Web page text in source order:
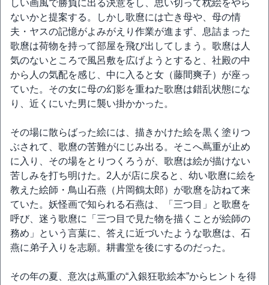
しい画風で勝負に出る決意をし、思い切って枕絵をやら
ないかと提案する。しかし歌麿には亡き母や、母の情
夫・ヤスの記憶がよみがえり作業が進まず、息詰まった
歌麿は荷物を持って部屋を飛び出してしまう。歌麿は人
気のないところで風呂敷を広げようとすると、社殿の中
から人の気配を感じ、中に入ると女（藤間爽子）が座っ
ていた。その女に母の幻影を重ねた歌麿は錯乱状態にな
り、近くにいた男に襲い掛かかった。
その場に散らばった絵には、描きかけた絵を黒く塗りつ
ぶされて、歌麿の苦難がにじみ出る。そこへ蔦重が止め
に入り、その場をとりつくろうが、歌麿は絵が描けない
苦しみを打ち明けた。2人が店に戻ると、幼い歌麿に絵を
教えた絵師・鳥山石燕（片岡鶴太郎）が歌麿を訪ねて来
ていた。妖怪画で知られる石燕は、「三つ目」と歌麿を
呼び、迷う歌麿に「三つ目で見た物を描くことが絵師の
務め」という言葉に、答えに近づいたような歌麿は、石
燕に弟子入りを志願。耕書堂を後にするのだった。
その年の夏、意次は蔦重の“入銀狂歌絵本”からヒントを得